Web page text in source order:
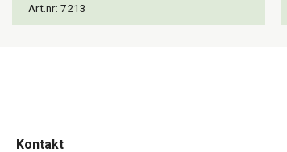
Art.nr: 7213
Kontakt